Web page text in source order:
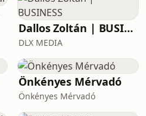
legjobb edzés
Dallos Zoltán | BUSINESS
DLX MEDIA
Önkényes Mérvadó
Önkényes Mérvadó